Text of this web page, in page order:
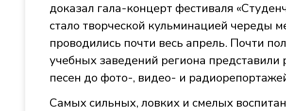
доказал гала-концерт фестиваля
стало творческой кульминацией череды
проводились почти весь апрель. Почти
учебных заведений региона
песен до фото-, видео- и
Самых сильных, ловких и смелых